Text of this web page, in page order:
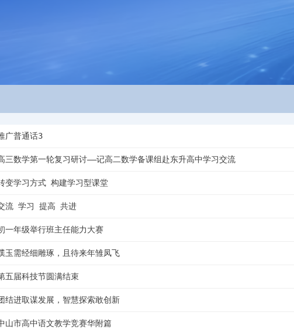
广普通话3
三数学第一轮复习研讨――记高二数学备课组赴东升高中学习交流
变学习方式 构建学习型课堂
流 学习 提高 共进
一年级举行班主任能力大赛
玉需经细雕琢，且待来年雏凤飞
五届科技节圆满结束
结进取谋发展，智慧探索敢创新
山市高中语文教学竞赛华附篇